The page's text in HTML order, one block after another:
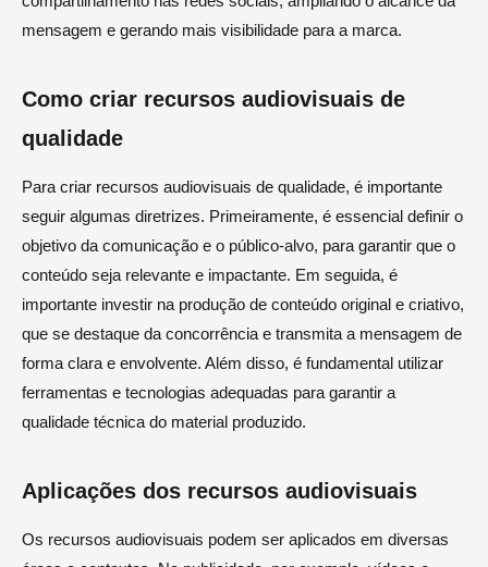
mensagem e gerando mais visibilidade para a marca.
Como criar recursos audiovisuais de
qualidade
Para criar recursos audiovisuais de qualidade, é importante
seguir algumas diretrizes. Primeiramente, é essencial definir o
objetivo da comunicação e o público-alvo, para garantir que o
conteúdo seja relevante e impactante. Em seguida, é
importante investir na produção de conteúdo original e criativo,
que se destaque da concorrência e transmita a mensagem de
forma clara e envolvente. Além disso, é fundamental utilizar
ferramentas e tecnologias adequadas para garantir a
qualidade técnica do material produzido.
Aplicações dos recursos audiovisuais
Os recursos audiovisuais podem ser aplicados em diversas